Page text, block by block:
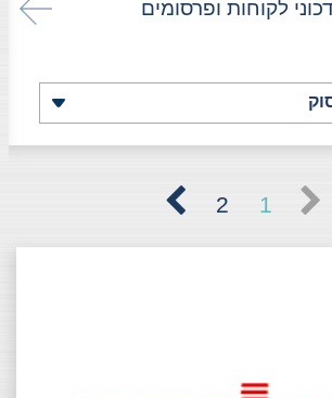
לקוחות ופרסומים
1
2